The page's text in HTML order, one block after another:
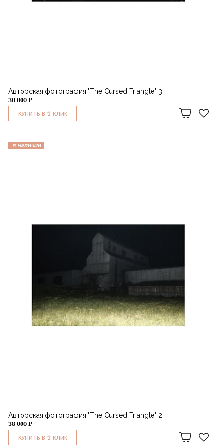
Авторская фотография "The Cursed Triangle" 3
30 000 ₽
КУПИТЬ В 1 КЛИК
в наличии
Авторская фотография "The Cursed Triangle" 2
38 000 ₽
КУПИТЬ В 1 КЛИК